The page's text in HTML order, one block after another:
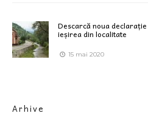
Descarcă noua
ieșirea din localitate
15 mai 2020
Arhive